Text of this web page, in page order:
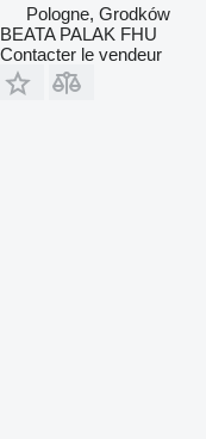
Pologne, Grodków
BEATA PALAK FHU
Contacter le vendeur